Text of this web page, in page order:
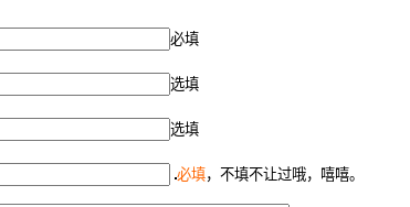
必填
选填
选填
必填，不填不让过哦，嘻嘻。